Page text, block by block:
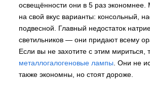
освещённости они в 5 раз
на свой вкус варианты: консольный,
подвесной. Главный недостаток
светильников — они придают всему
Если вы не захотите с этим мириться,
металлогалогеновые лампы . Они не
также экономны, но стоят дороже.